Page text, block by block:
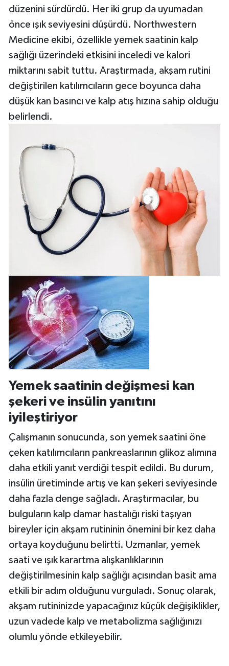
düzenini sürdürdü. Her iki grup da uyumadan
önce ışık seviyesini düşürdü. Northwestern
Medicine ekibi, özellikle yemek saatinin kalp
sağlığı üzerindeki etkisini inceledi ve kalori
miktarını sabit tuttu. Araştırmada, akşam rutini
değiştirilen katılımcıların gece boyunca daha
düşük kan basıncı ve kalp atış hızına sahip olduğu
belirlendi.
Yemek saatinin değişmesi kan
şekeri ve insülin yanıtını
iyileştiriyor
Çalışmanın sonucunda, son yemek saatini öne
çeken katılımcıların pankreaslarının glikoz alımına
daha etkili yanıt verdiği tespit edildi. Bu durum,
insülin üretiminde artış ve kan şekeri seviyesinde
daha fazla denge sağladı. Araştırmacılar, bu
bulguların kalp damar hastalığı riski taşıyan
bireyler için akşam rutininin önemini bir kez daha
ortaya koyduğunu belirtti. Uzmanlar, yemek
saati ve ışık karartma alışkanlıklarının
değiştirilmesinin kalp sağlığı açısından basit ama
etkili bir adım olduğunu vurguladı. Sonuç olarak,
akşam rutininizde yapacağınız küçük değişiklikler,
uzun vadede kalp ve metabolizma sağlığınızı
olumlu yönde etkileyebilir.